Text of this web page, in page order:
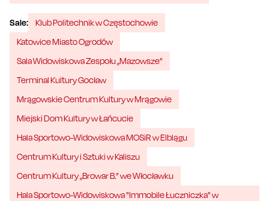
Sale:
Klub Politechnik w Częstochowie
Katowice Miasto Ogrodów
Sala Widowiskowa Zespołu „Mazowsze”
Terminal Kultury Gocław
Mrągowskie Centrum Kultury w Mrągowie
Miejski Dom Kultury w Łańcucie
Hala Sportowo-Widowiskowa MOSiR w Elblągu
Centrum Kultury i Sztuki w Kaliszu
Centrum Kultury „Browar B.” we Włocławku
Hala Sportowo-Widowiskowa "Immobile Łuczniczka" w